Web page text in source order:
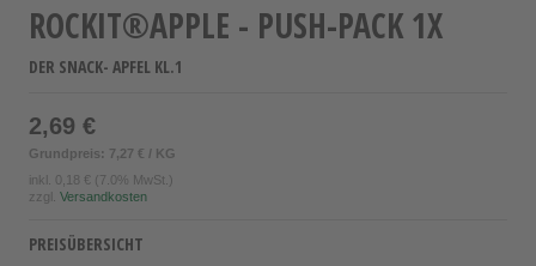
ROCKIT®APPLE - PUSH-PACK 1X
DER SNACK- APFEL KL.1
2,69 €
Grundpreis: 7,27 € / KG
inkl. 0,18 € (7.0% MwSt.)
zzgl. Versandkosten
PREISÜBERSICHT